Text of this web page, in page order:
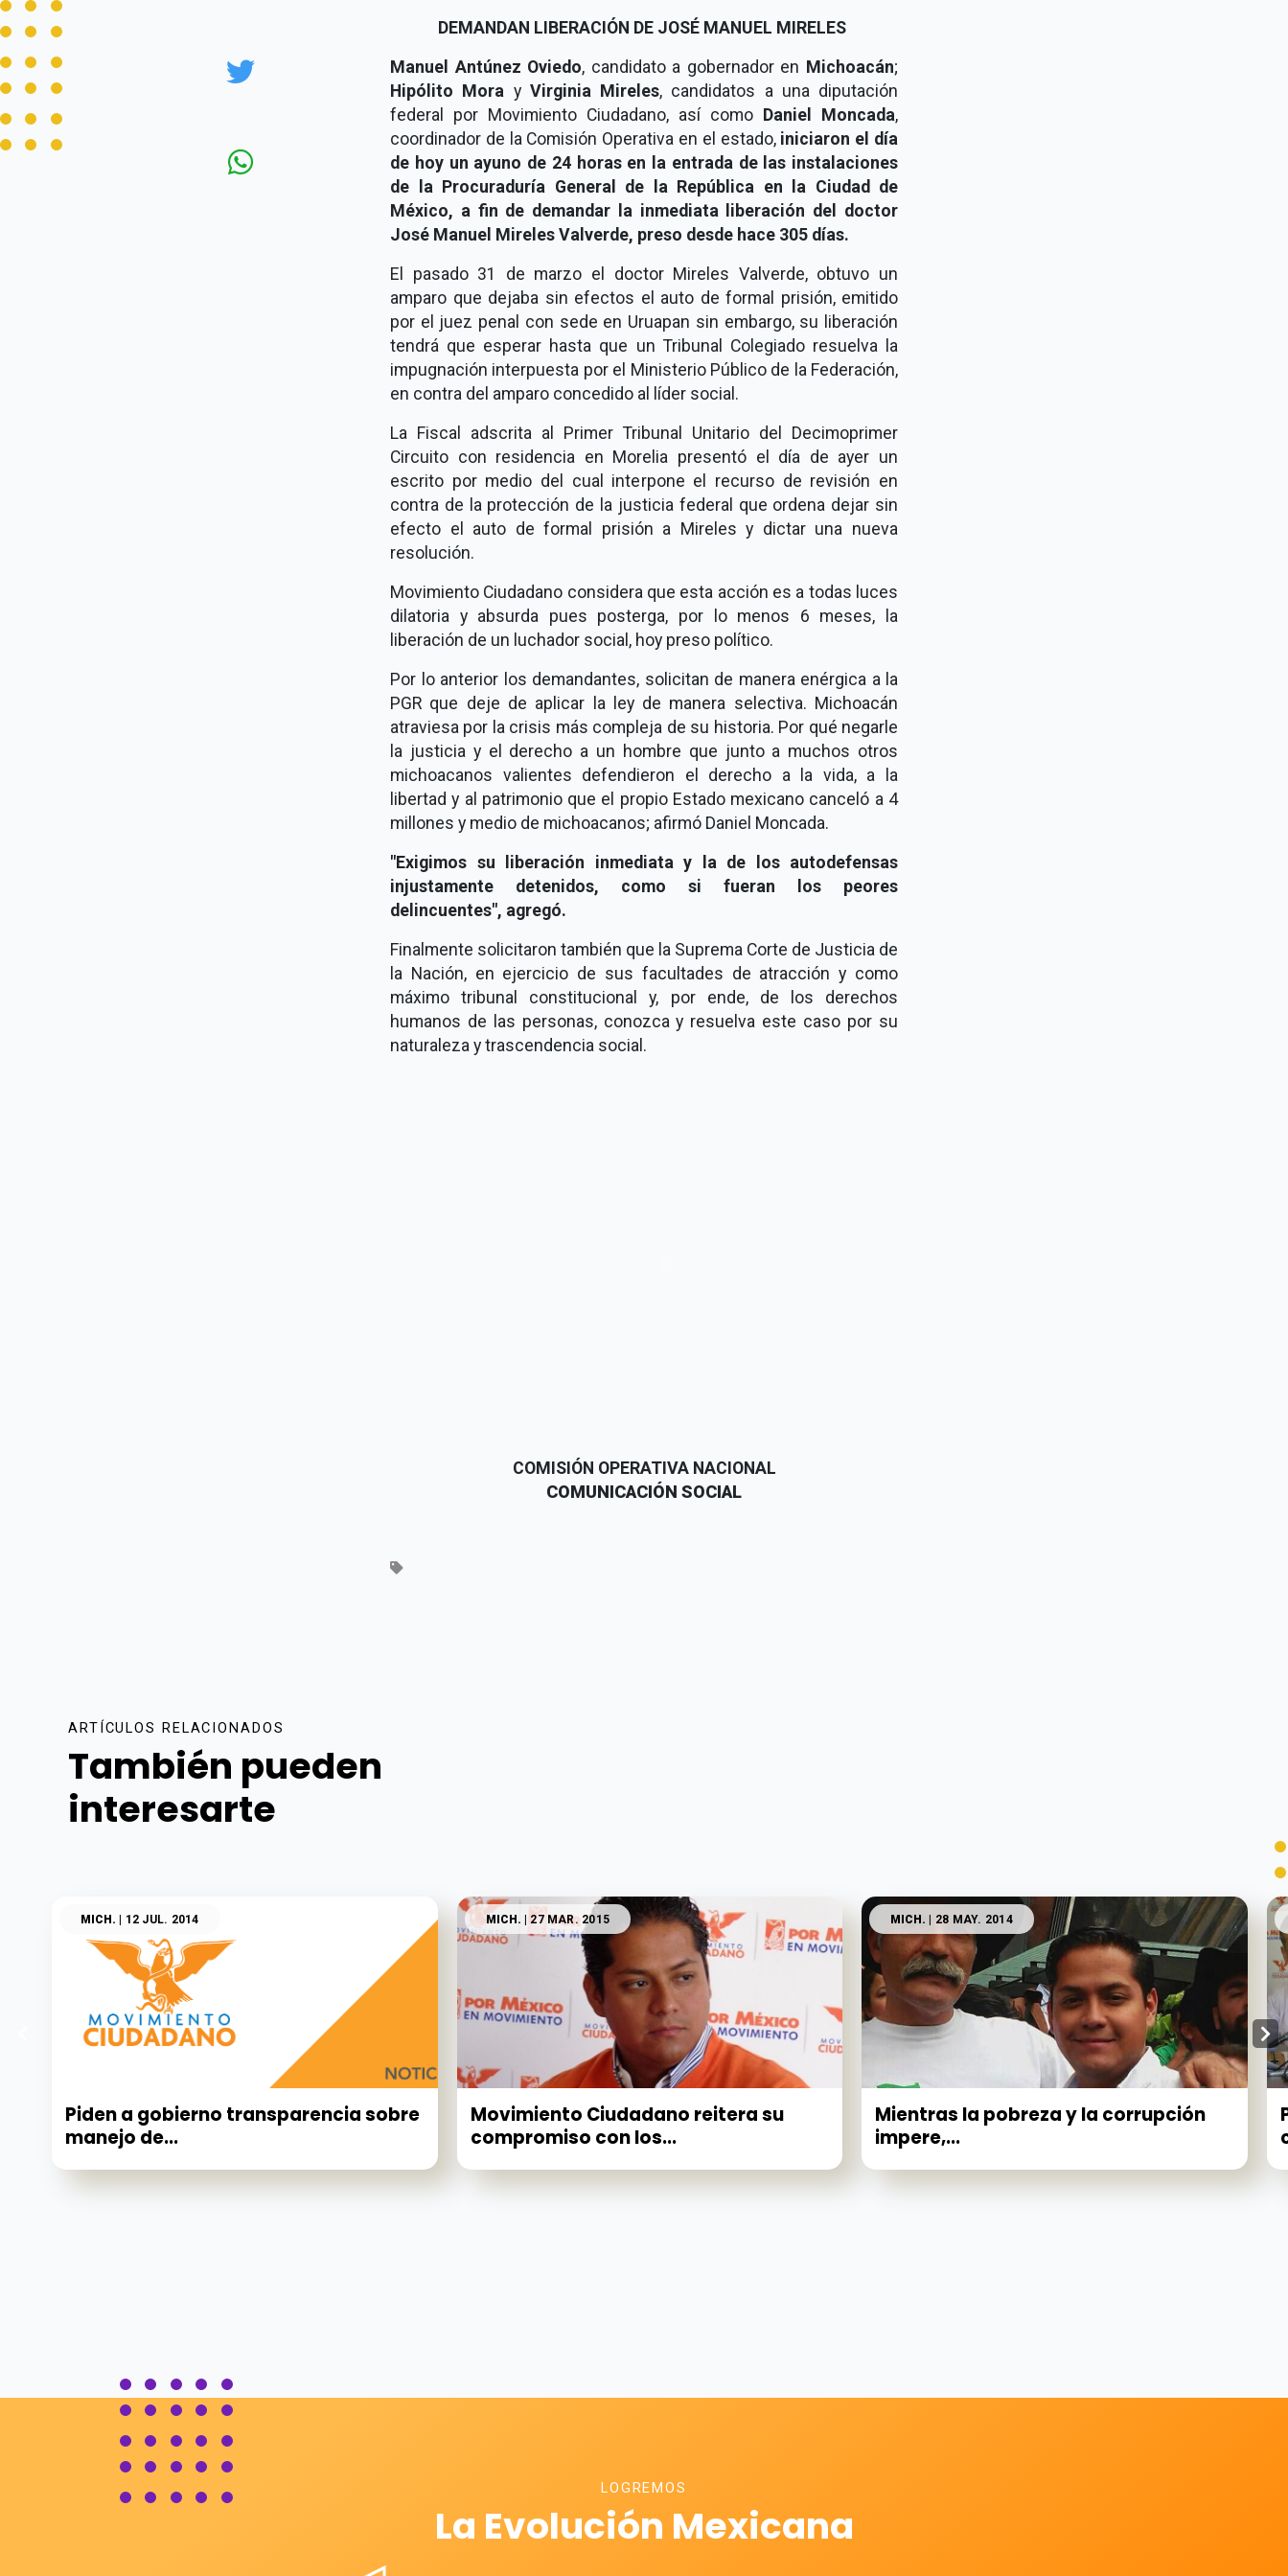
DEMANDAN LIBERACIÓN DE JOSÉ MANUEL MIRELES
Manuel Antúnez Oviedo, candidato a gobernador en Michoacán;
Hipólito Mora y Virginia Mireles, candidatos a una diputación
federal por Movimiento Ciudadano, así como Daniel Moncada,
coordinador de la Comisión Operativa en el estado, iniciaron el día
de hoy un ayuno de 24 horas en la entrada de las instalaciones
de la Procuraduría General de la República en la Ciudad de
México, a fin de demandar la inmediata liberación del doctor
José Manuel Mireles Valverde, preso desde hace 305 días.
El pasado 31 de marzo el doctor Mireles Valverde, obtuvo un
amparo que dejaba sin efectos el auto de formal prisión, emitido
por el juez penal con sede en Uruapan sin embargo, su liberación
tendrá que esperar hasta que un Tribunal Colegiado resuelva la
impugnación interpuesta por el Ministerio Público de la Federación,
en contra del amparo concedido al líder social.
La Fiscal adscrita al Primer Tribunal Unitario del Decimoprimer
Circuito con residencia en Morelia presentó el día de ayer un
escrito por medio del cual interpone el recurso de revisión en
contra de la protección de la justicia federal que ordena dejar sin
efecto el auto de formal prisión a Mireles y dictar una nueva
resolución.
Movimiento Ciudadano considera que esta acción es a todas luces
dilatoria y absurda pues posterga, por lo menos 6 meses, la
liberación de un luchador social, hoy preso político.
Por lo anterior los demandantes, solicitan de manera enérgica a la
PGR que deje de aplicar la ley de manera selectiva. Michoacán
atraviesa por la crisis más compleja de su historia. Por qué negarle
la justicia y el derecho a un hombre que junto a muchos otros
michoacanos valientes defendieron el derecho a la vida, a la
libertad y al patrimonio que el propio Estado mexicano canceló a 4
millones y medio de michoacanos; afirmó Daniel Moncada.
"Exigimos su liberación inmediata y la de los autodefensas
injustamente detenidos, como si fueran los peores
delincuentes", agregó.
Finalmente solicitaron también que la Suprema Corte de Justicia de
la Nación, en ejercicio de sus facultades de atracción y como
máximo tribunal constitucional y, por ende, de los derechos
humanos de las personas, conozca y resuelva este caso por su
naturaleza y trascendencia social.
COMISIÓN OPERATIVA NACIONAL
COMUNICACIÓN SOCIAL
ARTÍCULOS RELACIONADOS
También pueden
interesarte
MICH. | 12 JUL. 2014
Piden a gobierno transparencia sobre
manejo de...
MICH. | 27 MAR. 2015
Movimiento Ciudadano reitera su
compromiso con los...
MICH. | 28 MAY. 2014
Mientras la pobreza y la corrupción
impere,...
LOGREMOS
La Evolución Mexicana